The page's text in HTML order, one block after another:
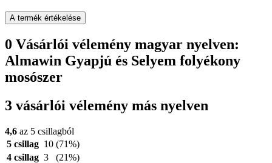
A termék értékelése
0 Vásárlói vélemény magyar nyelven:
Almawin Gyapjú és Selyem folyékony
mosószer
3 vásárlói vélemény más nyelven
4,6 az 5 csillagból
5 csillag 10 (71%)
4 csillag 3
(21%)